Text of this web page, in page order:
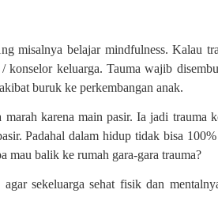
misalnya belajar mindfulness. Kalau
konselor keluarga. Tauma wajib
buruk ke perkembangan anak.
karena main pasir. Ia jadi trauma
Padahal dalam hidup tidak bisa
mau balik ke rumah gara-gara trauma?
sekeluarga sehat fisik dan